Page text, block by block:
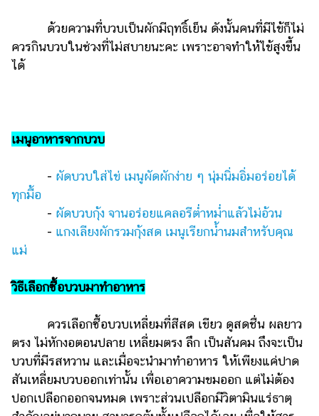
ด้วยความที่บวบเป็นผักมีฤทธิ์เย็น ดังนั้นคนที่มีไข้ก็ไม่
ควรกินบวบในช่วงที่ไม่สบายนะคะ เพราะอาจทำให้ไข้สูงขึ้น
ได้
เมนูอาหารจากบวบ
- ผัดบวบใส่ไข่ เมนูผัดผักง่าย ๆ นุ่มนิ่มอิ่มอร่อยได้
ทุกมื้อ
- ผัดบวบกุ้ง จานอร่อยแคลอรีต่ำหม่ำแล้วไม่อ้วน
- แกงเลียงผักรวมกุ้งสด เมนูเรียกน้ำนมสำหรับคุณ
แม่
วิธีเลือกซื้อบวบมาทำอาหาร
ควรเลือกซื้อบวบเหลี่ยมที่สีสด เขียว ดูสดชื่น ผลยาว
ตรง ไม่หักงอตอนปลาย เหลี่ยมตรง ลึก เป็นสันคม ถึงจะเป็น
บวบที่มีรสหวาน และเมื่อจะนำมาทำอาหาร ให้เพียงแค่ปาด
สันเหลี่ยมบวบออกเท่านั้น เพื่อเอาความขมออก แต่ไม่ต้อง
ปอกเปลือกออกจนหมด เพราะส่วนเปลือกมีวิตามินแร่ธาตุ